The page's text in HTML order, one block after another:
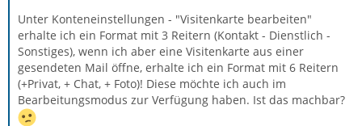
Unter Konteneinstellungen - "Visitenkarte bearbeiten"
erhalte ich ein Format mit 3 Reitern (Kontakt - Dienstlich -
Sonstiges), wenn ich aber eine Visitenkarte aus einer
gesendeten Mail öffne, erhalte ich ein Format mit 6 Reitern
(+Privat, + Chat, + Foto)! Diese möchte ich auch im
Bearbeitungsmodus zur Verfügung haben. Ist das machbar?